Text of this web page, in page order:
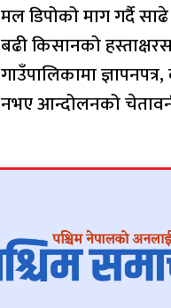
मल डिपोको माग गर्दै
बढी किसानको
गाउँपालिकामा
नभए आन्दोलनको